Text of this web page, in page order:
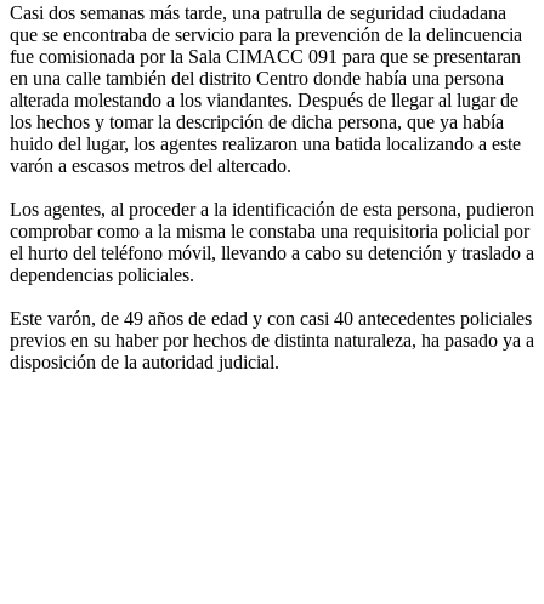
Casi dos semanas más tarde, una patrulla de seguridad ciudadana
que se encontraba de servicio para la prevención de la delincuencia
fue comisionada por la Sala CIMACC 091 para que se presentaran
en una calle también del distrito Centro donde había una persona
alterada molestando a los viandantes. Después de llegar al lugar de
los hechos y tomar la descripción de dicha persona, que ya había
huido del lugar, los agentes realizaron una batida localizando a este
varón a escasos metros del altercado.
Los agentes, al proceder a la identificación de esta persona, pudieron
comprobar como a la misma le constaba una requisitoria policial por
el hurto del teléfono móvil, llevando a cabo su detención y traslado a
dependencias policiales.
Este varón, de 49 años de edad y con casi 40 antecedentes policiales
previos en su haber por hechos de distinta naturaleza, ha pasado ya a
disposición de la autoridad judicial.